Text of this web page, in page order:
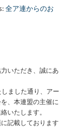
全ア連からのお
いただき、誠にあ
ました通り、アー
、本連盟の主催に
いたします。
記載しております